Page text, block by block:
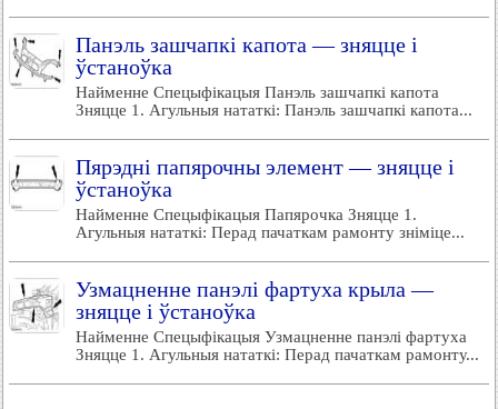
Панэль зашчапкі капота — зняцце і
ўстаноўка
Найменне Спецыфікацыя Панэль зашчапкі капота
Зняцце 1. Агульныя нататкі: Панэль зашчапкі капота...
Пярэдні папярочны элемент — зняцце і
ўстаноўка
Найменне Спецыфікацыя Папярочка Зняцце 1.
Агульныя нататкі: Перад пачаткам рамонту зніміце...
Узмацненне панэлі фартуха крыла —
зняцце і ўстаноўка
Найменне Спецыфікацыя Узмацненне панэлі фартуха
Зняцце 1. Агульныя нататкі: Перад пачаткам рамонту...